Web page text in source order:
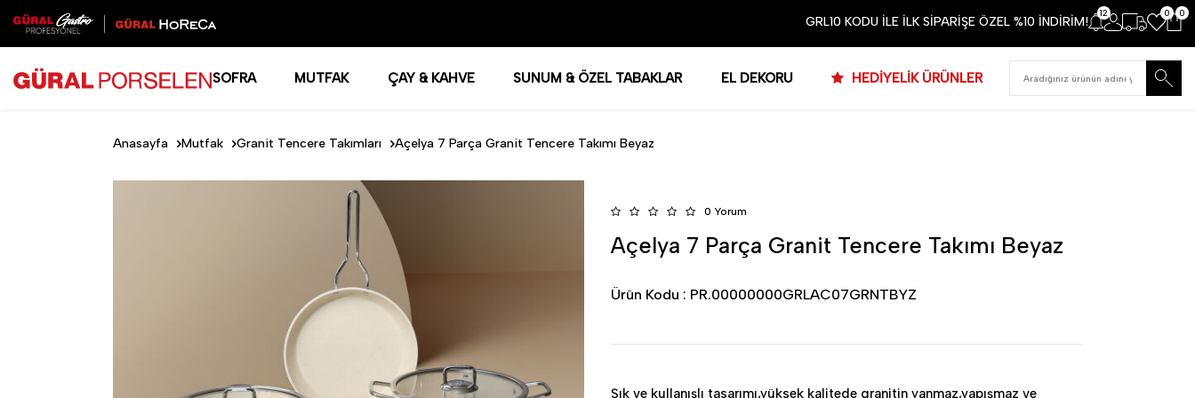
GRL10 KODU İLE İLK SİPARİŞE ÖZEL %10 İNDİRİM!
12 0 0
SOFRA MUTFAK ÇAY & KAHVE SUNUM & ÖZEL TABAKLAR EL DEKORU HEDİYELİK ÜRÜNLER
Anasayfa Mutfak Granit Tencere Takımları Açelya 7 Parça Granit Tencere Takımı Beyaz
0 Yorum
Açelya 7 Parça Granit Tencere Takımı Beyaz
Ürün Kodu : PR.00000000GRLAC07GRNTBYZ
Şık ve kullanışlı tasarımı,yüksek kalitede granitin yanmaz,yapışmaz ve